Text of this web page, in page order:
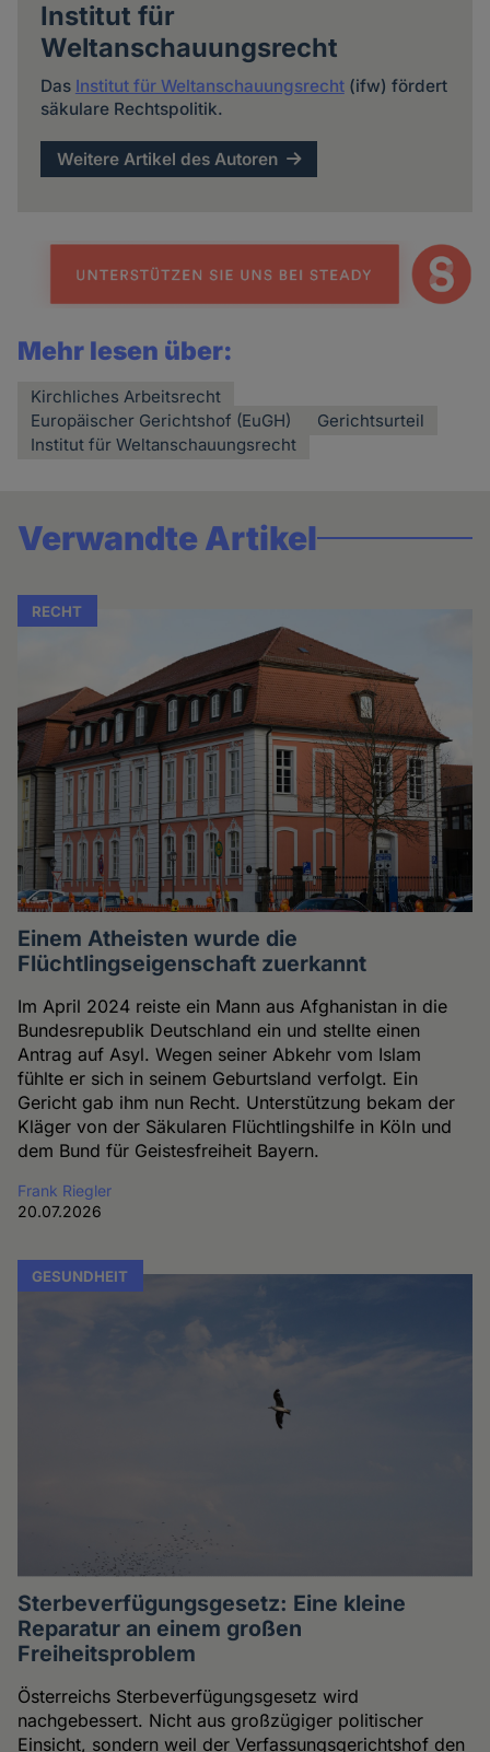
Institut für
Weltanschauungsrecht
Das Institut für Weltanschauungsrecht(ifw) fördert
säkulare Rechtspolitik.
Weitere Artikel des Autoren
Mehr lesen über:
Kirchliches Arbeitsrecht
Europäischer Gerichtshof (EuGH)
Gerichtsurteil
Institut für Weltanschauungsrecht
Verwandte Artikel
RECHT
Einem Atheisten wurde die
Flüchtlingseigenschaft zuerkannt
Im April 2024 reiste ein Mann aus Afghanistan in die
Bundesrepublik Deutschland ein und stellte einen
Antrag auf Asyl. Wegen seiner Abkehr vom Islam
fühlte er sich in seinem Geburtsland verfolgt. Ein
Gericht gab ihm nun Recht. Unterstützung bekam der
Kläger von der Säkularen Flüchtlingshilfe in Köln und
dem Bund für Geistesfreiheit Bayern.
Frank Riegler
20.07.2026
GESUNDHEIT
Sterbeverfügungsgesetz: Eine kleine
Reparatur an einem großen
Freiheitsproblem
Österreichs Sterbeverfügungsgesetz wird
nachgebessert. Nicht aus großzügiger politischer
Einsicht, sondern weil der Verfassungsgerichtshof den